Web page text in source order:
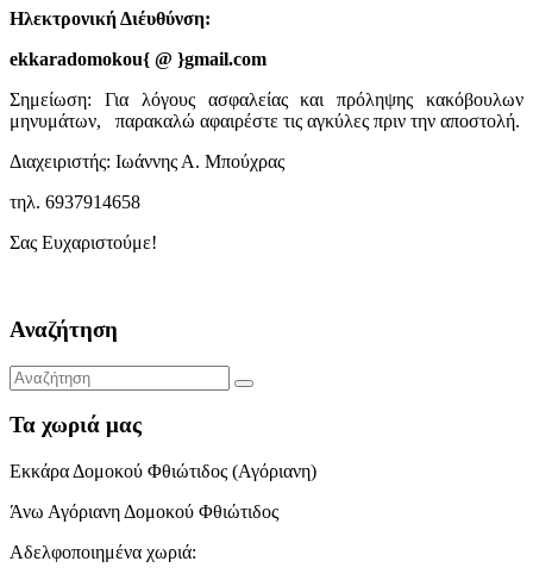
Ηλεκτρονική Διέυθύνση:
ekkaradomokou{ @ }gmail.com
Σημείωση: Για λόγους ασφαλείας και πρόληψης κακόβουλων
μηνυμάτων, παρακαλώ αφαιρέστε τις αγκύλες πριν την αποστολή.
Διαχειριστής: Ιωάννης Α. Μπούχρας
τηλ. 6937914658
Σας Ευχαριστούμε!
Αναζήτηση
Τα χωριά μας
Εκκάρα Δομοκού Φθιώτιδος (Αγόριανη)
Άνω Αγόριανη Δομοκού Φθιώτιδος
Αδελφοποιημένα χωριά: